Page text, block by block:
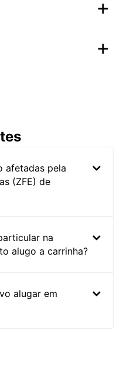
afetadas pela
(ZFE) de
na
alugo a carrinha?
alugar em